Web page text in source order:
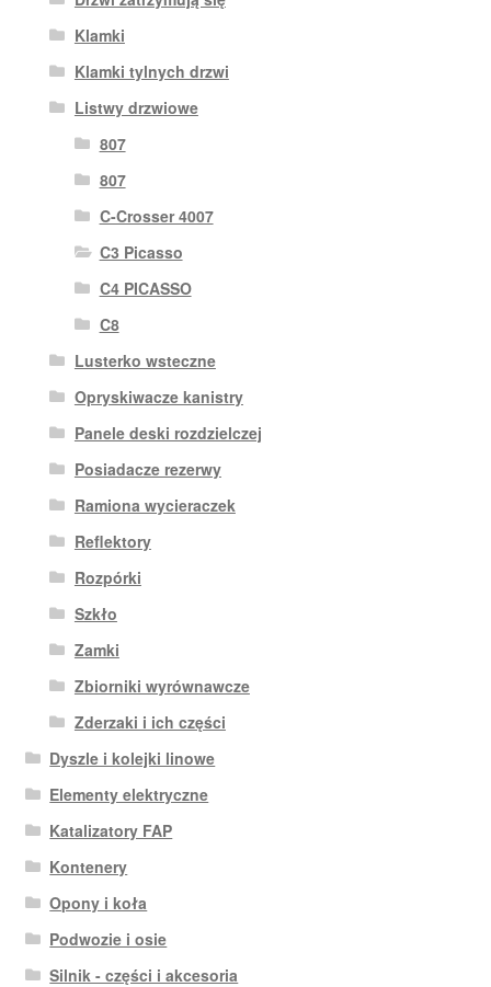
Klamki
Klamki tylnych drzwi
Listwy drzwiowe
807
807
C-Crosser 4007
C3 Picasso
C4 PICASSO
C8
Lusterko wsteczne
Opryskiwacze kanistry
Panele deski rozdzielczej
Posiadacze rezerwy
Ramiona wycieraczek
Reflektory
Rozpórki
Szkło
Zamki
Zbiorniki wyrównawcze
Zderzaki i ich części
Dyszle i kolejki linowe
Elementy elektryczne
Katalizatory FAP
Kontenery
Opony i koła
Podwozie i osie
Silnik - części i akcesoria